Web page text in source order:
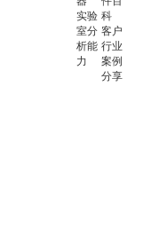
实验
室分
析能
力
科
客户
行业
案例
分享